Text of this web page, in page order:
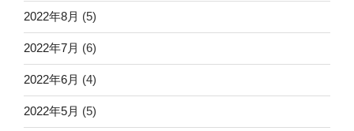
2022年8月 (5)
2022年7月 (6)
2022年6月 (4)
2022年5月 (5)